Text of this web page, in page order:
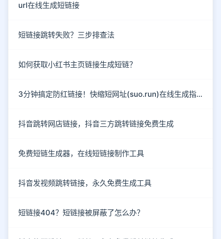
url在线生成短链接
短链接跳转失败？三步排查法
如何获取小红书主页链接生成短链？
3分钟搞定防红链接！快缩短网址(suo.run)在线生成指南
抖音跳转网店链接，抖音三方跳转链接免费生成
免费短链生成器，在线短链接制作工具
抖音发视频跳转链接，永久免费生成工具
短链接404？短链接被屏蔽了怎么办？